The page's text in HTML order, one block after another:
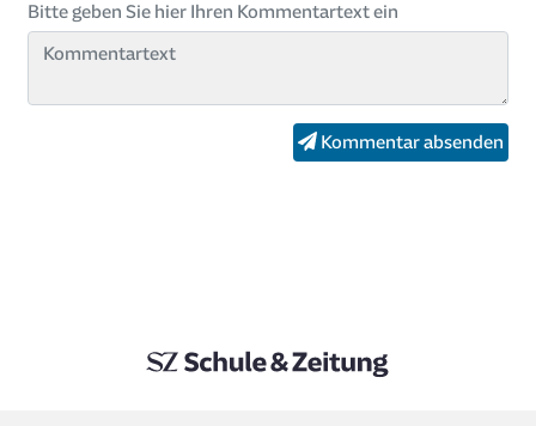
Bitte geben Sie hier Ihren Kommentartext ein
Kommentar absenden